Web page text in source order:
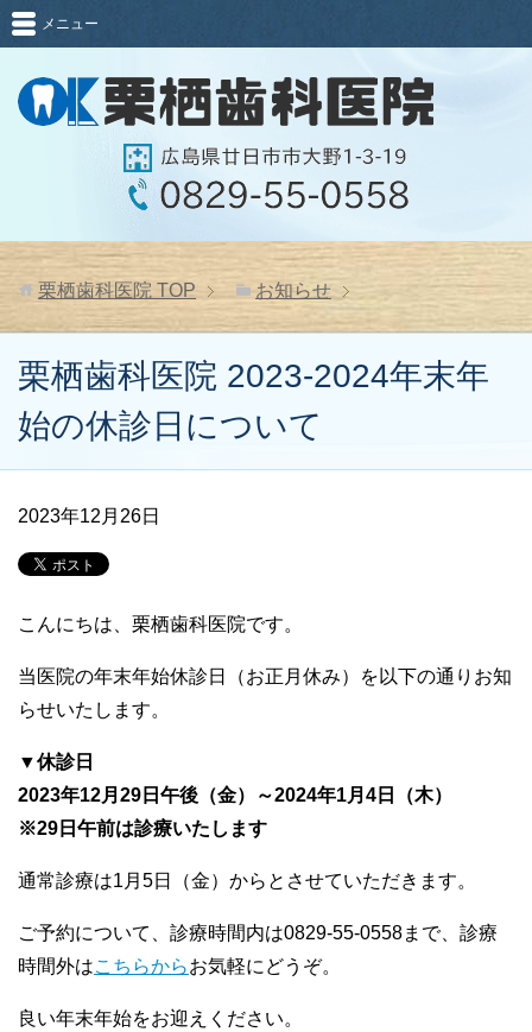
メニュー
栗栖歯科医院 TOP お知らせ
栗栖歯科医院 2023-2024年末年
始の休診日について
2023年12月26日
こんにちは、栗栖歯科医院です。
当医院の年末年始休診日（お正月休み）を以下の通りお知
らせいたします。
▼休診日
2023年12月29日午後（金）～2024年1月4日（木）
※29日午前は診療いたします
通常診療は1月5日（金）からとさせていただきます。
ご予約について、診療時間内は0829-55-0558まで、診療
時間外はこちらからお気軽にどうぞ。
良い年末年始をお迎えください。